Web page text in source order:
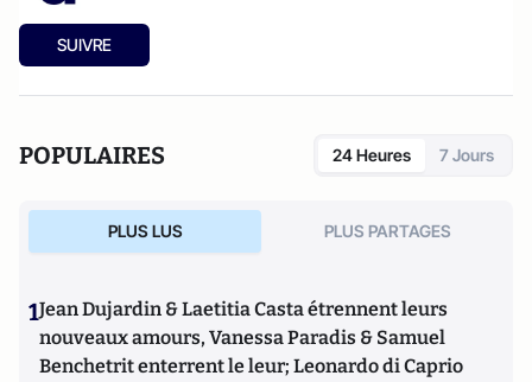
SUIVRE
POPULAIRES 24 Heures 7 Jours
PLUS LUS PLUS PARTAGES
1Jean Dujardin & Laetitia Casta étrennent leurs
nouveaux amours, Vanessa Paradis & Samuel
Benchetrit enterrent le leur; Leonardo di Caprio